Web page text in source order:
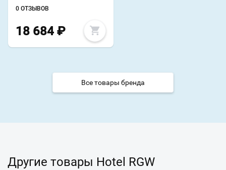
0 ОТЗЫВОВ
18 684 ₽
Все товары бренда
Другие товары Hotel RGW